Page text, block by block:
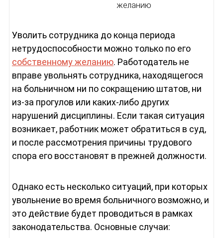
желанию
Уволить сотрудника до конца периода
нетрудоспособности можно только по его
собственному желанию. Работодатель не
вправе увольнять сотрудника, находящегося
на больничном ни по сокращению штатов, ни
из-за прогулов или каких-либо других
нарушений дисциплины. Если такая ситуация
возникает, работник может обратиться в суд,
и после рассмотрения причины трудового
спора его восстановят в прежней должности.
Однако есть несколько ситуаций, при которых
увольнение во время больничного возможно, и
это действие будет проводиться в рамках
законодательства. Основные случаи: